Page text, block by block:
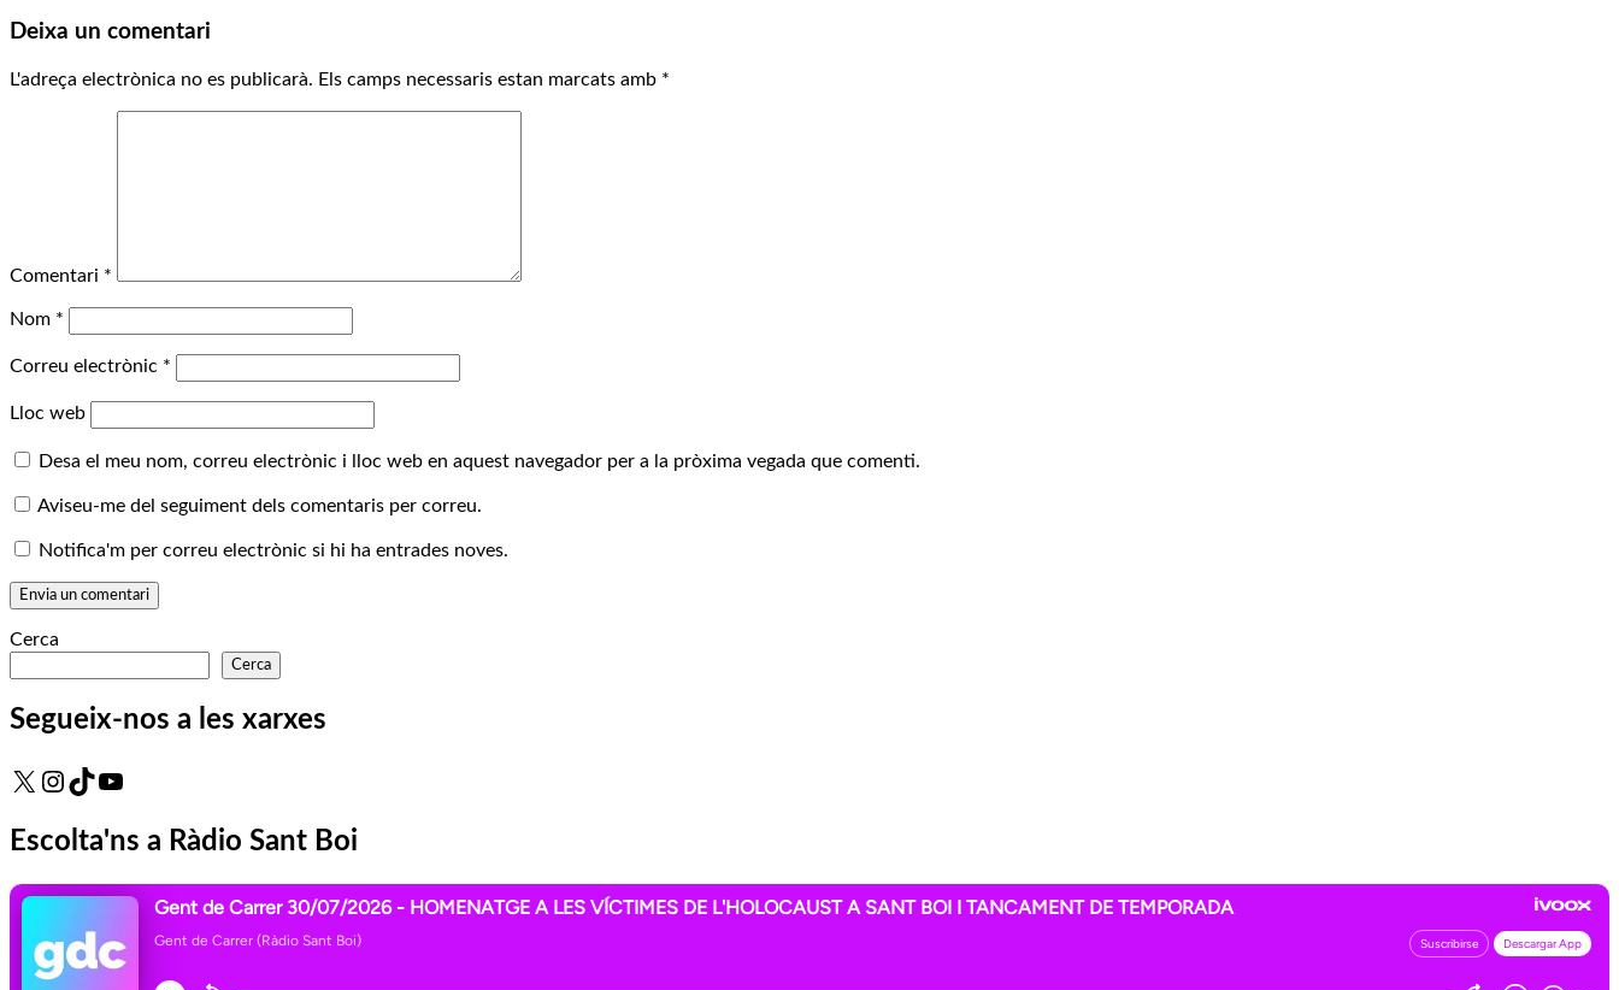
Deixa un comentari
L'adreça electrònica no es publicarà. Els camps necessaris estan marcats amb *
Comentari *
Nom *
Correu electrònic *
Lloc web
Desa el meu nom, correu electrònic i lloc web en aquest navegador per a la pròxima vegada que comenti.
Aviseu-me del seguiment dels comentaris per correu.
Notifica'm per correu electrònic si hi ha entrades noves.
Cerca
Cerca
Segueix-nos a les xarxes
X Instagram
TikTokYouTube
Escolta'ns a Ràdio Sant Boi